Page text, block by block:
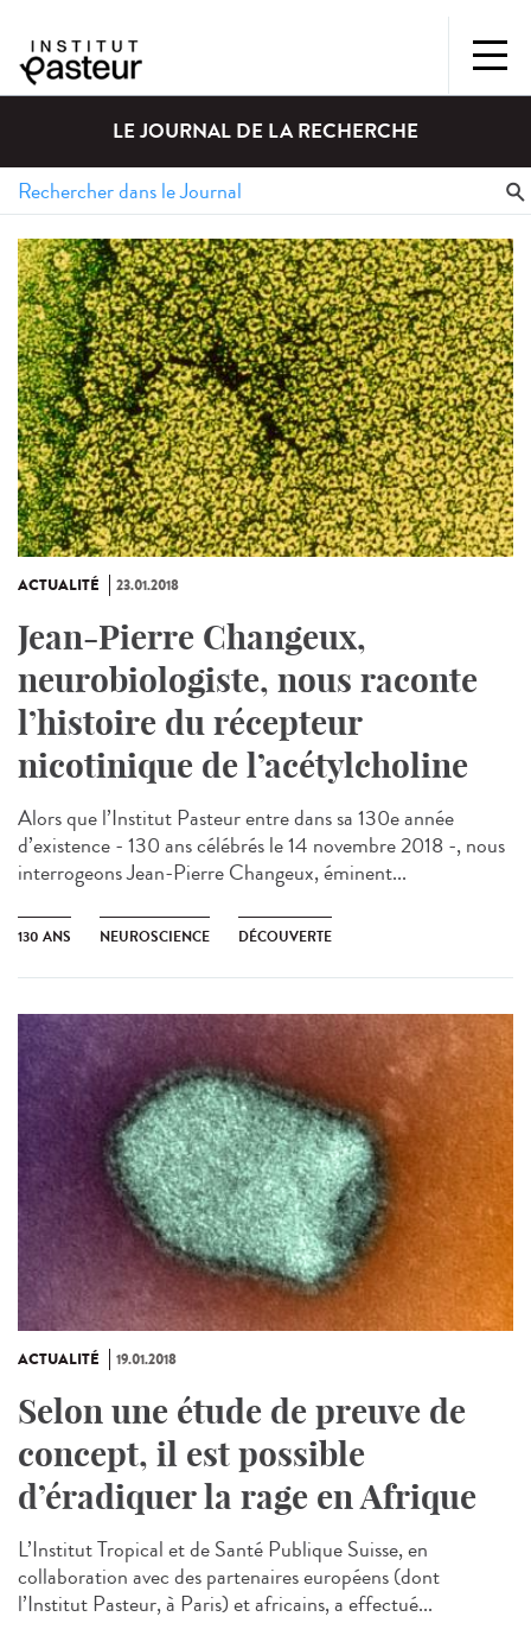
LE JOURNAL DE LA RECHERCHE
ACTUALITÉ 23.01.2018
Jean-Pierre Changeux,
neurobiologiste, nous raconte
l’histoire du récepteur
nicotinique de l’acétylcholine
Alors que l’Institut Pasteur entre dans sa 130e année
d’existence - 130 ans célébrés le 14 novembre 2018 -, nous
interrogeons Jean-Pierre Changeux, éminent...
130 ANS NEUROSCIENCE DÉCOUVERTE
ACTUALITÉ 19.01.2018
Selon une étude de preuve de
concept, il est possible
d’éradiquer la rage en Afrique
L’Institut Tropical et de Santé Publique Suisse, en
collaboration avec des partenaires européens (dont
l’Institut Pasteur, à Paris) et africains, a effectué...